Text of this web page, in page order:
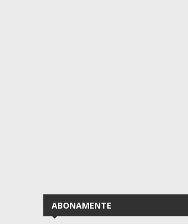
ABONAMENTE